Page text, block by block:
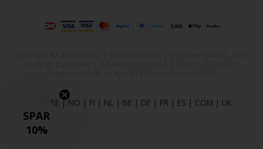
| SE |NO | FI | NL | BE | DE | FR | ES | COM | UK
SPAR
10%